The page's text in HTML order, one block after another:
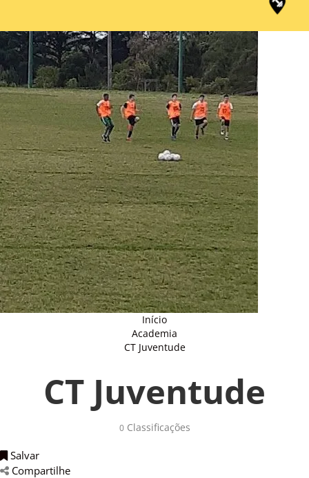
Início
Academia
CT Juventude
CT Juventude
0Classificações
Salvar
Compartilhe